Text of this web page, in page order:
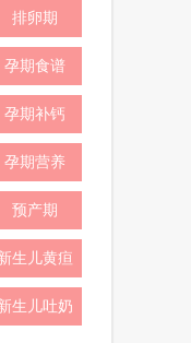
排卵期
孕期食谱
孕期补钙
孕期营养
预产期
生儿黄疸
生儿吐奶